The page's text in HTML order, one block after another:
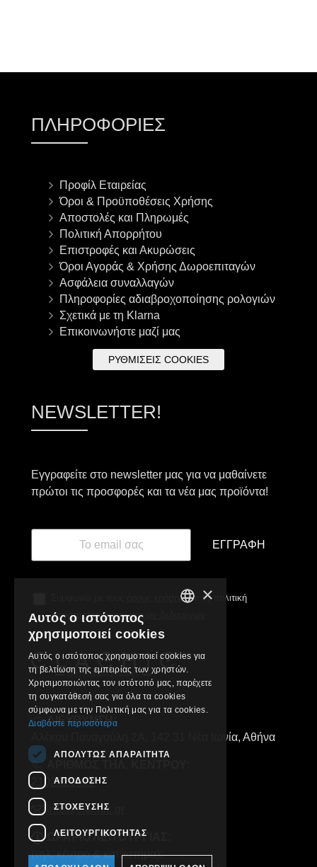
ΠΛΗΡΟΦΟΡΊΕΣ
Προφίλ Εταιρείας
Όροι & Προϋποθέσεις Χρήσης
Αποστολές και Πληρωμές
Πολιτική Απορρήτου
Επιστροφές και Ακυρώσεις
Όροι Αγοράς & Χρήσης Δωροεπιταγών
Ασφάλεια συναλλαγών
Πληροφορίες αδιαβροχοποίησης ρολογιών
Σχετικά με τη Klarna
Επικοινωνήστε μαζί μας
ΡΥΘΜΊΣΕΙΣ COOKIES
NEWSLETTER!
Εγγραφείτε στο newsletter μας για να μαθαίνετε
πρώτοι τις προσφορές και τα νέα μας προϊόντα!
ΕΓΓΡΑΦΉ
όρους χρήσηςκαι τη πολιτική
προστασίας προσωπικών δεδομένων
ΔΙΕΥΘΥΝΣΗ:
Αλέκου Παναγούλη 2Α, 142 31 Νέα Ιωνία, Αθήνα
2102829000
info@clachic.gr
ΩΡΑΡΙΟ ΛΕΙΤΟΥΡΓΙΑΣ:
(τηλ. κέντρο & κατάστημα):
×
Αυτός ο ιστότοπος
χρησιμοποιεί cookies
Αυτός ο ιστότοπος χρησιμοποιεί cookies για
τη βελτίωση της εμπειρίας των χρηστών.
Χρησιμοποιώντας τον ιστότοπό μας, παρέχετε
τη συγκατάθεσή σας για όλα τα cookies
σύμφωνα με την Πολιτική μας για τα cookies.
Διαβάστε περισσότερα
ΑΠΟΛΎΤΩΣ ΑΠΑΡΑΊΤΗΤΑ
ΑΠΌΔΟΣΗΣ
ΣΤΌΧΕΥΣΗΣ
ΛΕΙΤΟΥΡΓΙΚΌΤΗΤΑΣ